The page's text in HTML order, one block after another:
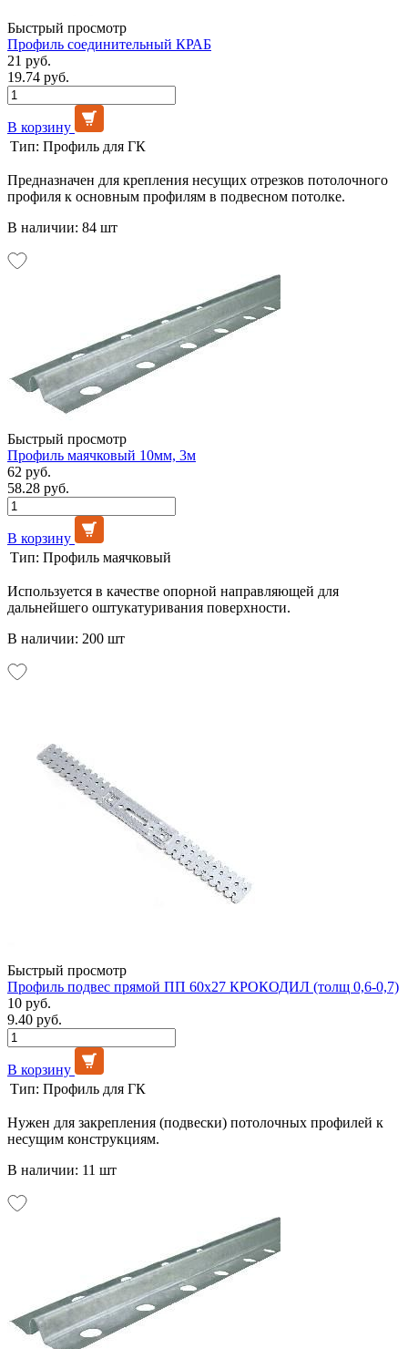
Быстрый просмотр
Профиль соединительный КРАБ
21 руб.
19.74 руб.
В корзину
Тип: Профиль для ГК
Предназначен для крепления несущих отрезков потолочного
профиля к основным профилям в подвесном потолке.
В наличии: 84 шт
Быстрый просмотр
Профиль маячковый 10мм, 3м
62 руб.
58.28 руб.
В корзину
Тип: Профиль маячковый
Используется в качестве опорной направляющей для
дальнейшего оштукатуривания поверхности.
В наличии: 200 шт
Быстрый просмотр
Профиль подвес прямой ПП 60х27 КРОКОДИЛ (толщ 0,6-0,7)
10 руб.
9.40 руб.
В корзину
Тип: Профиль для ГК
Нужен для закрепления (подвески) потолочных профилей к
несущим конструкциям.
В наличии: 11 шт